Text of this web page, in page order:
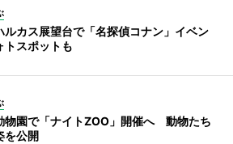
ルカス展望台で「名探偵コナン」イベン
スポットも
物園で「ナイトZOO」開催へ 動物たち
を公開